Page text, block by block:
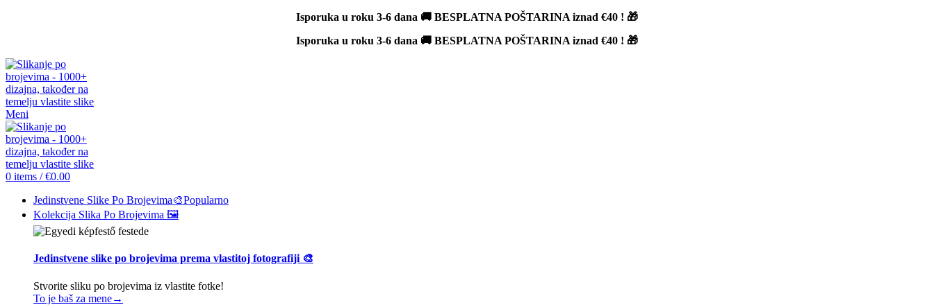
Isporuka u roku 3-6 dana 🚚 BESPLATNA POŠTARINA iznad €40 ! 🎁
Isporuka u roku 3-6 dana 🚚 BESPLATNA POŠTARINA iznad €40 ! 🎁
Meni
0 items / €0.00
Jedinstvene Slike Po Brojevima🎨Popularno
Kolekcija Slika Po Brojevima 🖼️
Jedinstvene slike po brojevima prema vlastitoj fotografiji 🎨
Stvorite sliku po brojevima iz vlastite fotke!
To je baš za mene→